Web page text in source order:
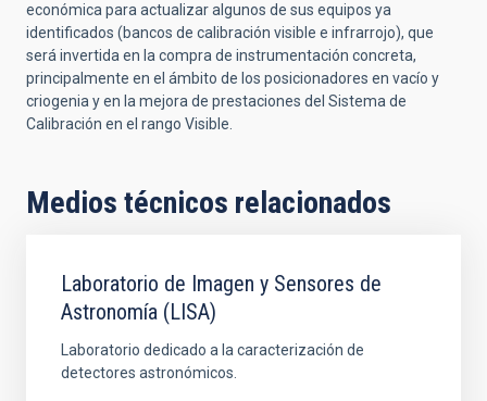
económica para actualizar algunos de sus equipos ya
identificados (bancos de calibración visible e infrarrojo), que
será invertida en la compra de instrumentación concreta,
principalmente en el ámbito de los posicionadores en vacío y
criogenia y en la mejora de prestaciones del Sistema de
Calibración en el rango Visible.
Medios técnicos relacionados
Laboratorio de Imagen y Sensores de
Astronomía (LISA)
Laboratorio dedicado a la caracterización de
detectores astronómicos.